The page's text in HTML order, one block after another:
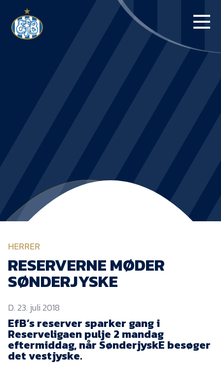
BLUE WATER
NYHEDER
Sydvestjysk Fodbold
Samarbejde
Partnere
HERRER
RESERVERNE MØDER
SØNDERJYSKE
D. 23. juli 2018
EfB’s reserver sparker gang i
Reserveligaen pulje 2 mandag
eftermiddag, når SønderjyskE besøger
det vestjyske.